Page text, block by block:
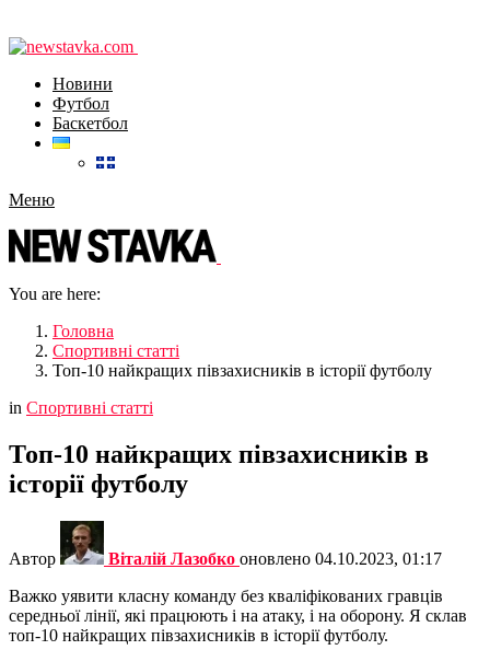
Новини
Футбол
Баскетбол
Меню
You are here:
Головна
Спортивні статті
Топ-10 найкращих півзахисників в історії футболу
in Спортивні статті
Топ-10 найкращих півзахисників в
історії футболу
Автор Віталій Лазобко оновлено 04.10.2023, 01:17
Важко уявити класну команду без кваліфікованих гравців
середньої лінії, які працюють і на атаку, і на оборону. Я склав
топ-10 найкращих півзахисників в історії футболу.